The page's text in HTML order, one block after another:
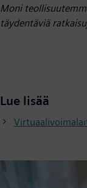
Moni
täydentäviä
Lue lisää